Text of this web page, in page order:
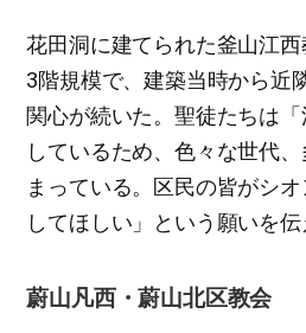
花田洞に建てられた釜山江
3階規模で、建築当時から近
関心が続いた。聖徒たちは
しているため、色々な世代
まっている。区民の皆がシ
してほしい」という願いを伝
蔚山凡西・蔚山北区教会